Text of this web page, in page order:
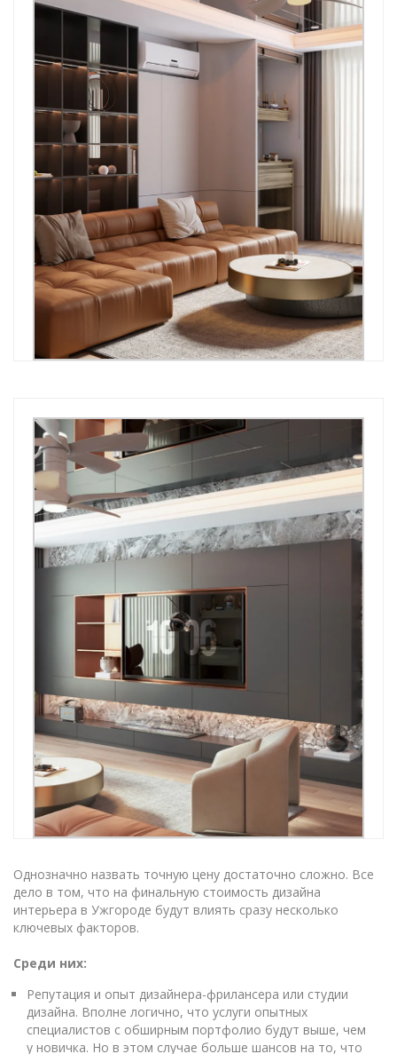
Однозначно назвать точную цену достаточно сложно. Все
дело в том, что на финальную стоимость дизайна
интерьера в Ужгороде будут влиять сразу несколько
ключевых факторов.
Среди них:
Репутация и опыт дизайнера-фрилансера или студии
дизайна. Вполне логично, что услуги опытных
специалистов с обширным портфолио будут выше, чем
у новичка. Но в этом случае больше шансов на то, что